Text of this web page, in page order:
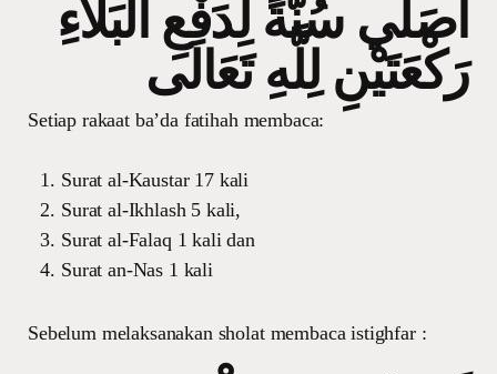
اُصَلِّي سُنَّةً لِدَفْعِ الْبَلاَءِ
رَكْعَتَيْنِ لِلَّهِ تَعَالَى
Setiap rakaat ba’da fatihah membaca:
Surat al-Kaustar 17 kali
Surat al-Ikhlash 5 kali,
Surat al-Falaq 1 kali dan
Surat an-Nas 1 kali
Sebelum melaksanakan sholat membaca istighfar :